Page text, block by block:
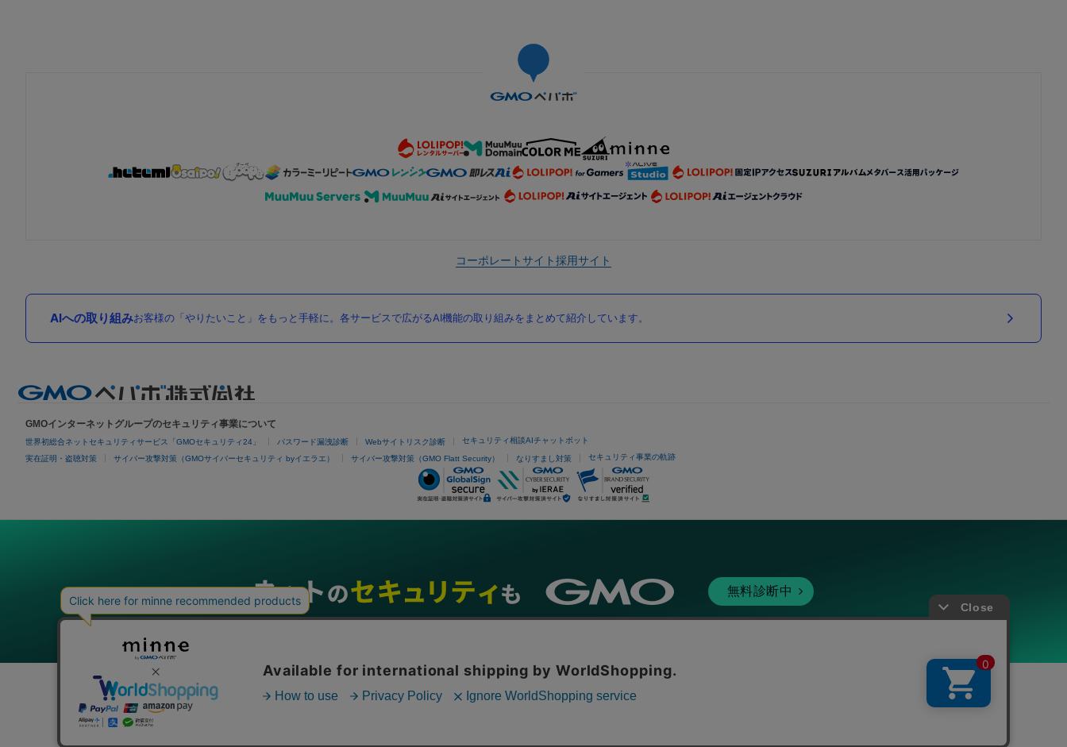
コーポレートサイト採用サイト
AIへの取り組みお客様の「やりたいこと」をもっと手軽に。各サービスで広がるAI機能の取り組みをまとめて紹介しています。
GMOインターネットグループのセキュリティ事業について
世界初総合ネットセキュリティサービス「GMOセキュリティ24」 パスワード漏洩診断 Webサイトリスク診断 セキュリティ相談AIチャットボット
実在証明・盗聴対策 サイバー攻撃対策（GMOサイバーセキュリティ byイエラエ） サイバー攻撃対策（GMO Flatt Security） なりすまし対策 セキュリティ事業の軌跡
無料診断中
グループサービス
インターネットサービス